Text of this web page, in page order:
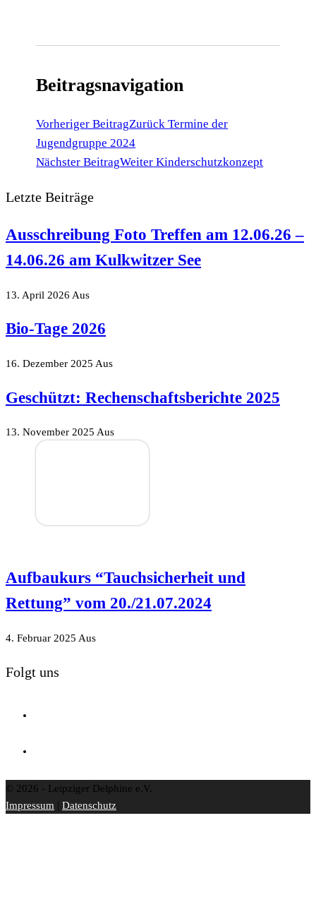
Beitragsnavigation
Vorheriger BeitragZurück Termine der
Jugendgruppe 2024
Nächster BeitragWeiter Kinderschutzkonzept
Letzte Beiträge
Ausschreibung Foto Treffen am 12.06.26 –
14.06.26 am Kulkwitzer See
13. April 2026 Aus
Bio-Tage 2026
16. Dezember 2025 Aus
Geschützt: Rechenschaftsberichte 2025
13. November 2025 Aus
Aufbaukurs “Tauchsicherheit und
Rettung” vom 20./21.07.2024
4. Februar 2025 Aus
Folgt uns
© 2026 - Leipziger Delphine e.V.
Impressum | Datenschutz